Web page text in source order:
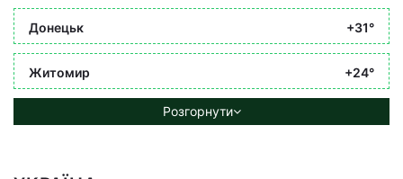
Донецьк +31°
Житомир +24°
Розгорнути